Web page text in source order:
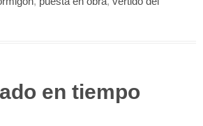
en tiempo